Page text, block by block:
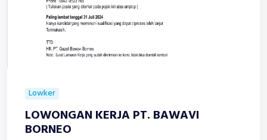
Lowker
LOWONGAN KERJA PT. BAWAVI
BORNEO